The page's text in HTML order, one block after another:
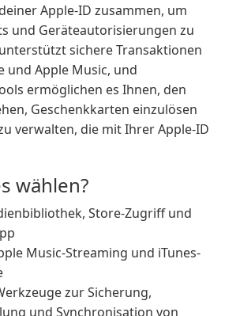
Apple-ID zusammen, um
und Geräteautorisierungen zu
sichere Transaktionen
und Apple Music, und
ermöglichen es Ihnen, den
Geschenkkarten einzulösen
verwalten, die mit Ihrer Apple-ID
wählen?
Store-Zugriff und
Music-Streaming und iTunes-
zur Sicherung,
und Synchronisation von